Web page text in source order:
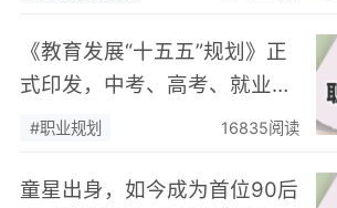
《教育发展“十五五”规划》正
式印发，中考、高考、就业三
重利好！国家定调：未来5
#职业规划 16835阅读
童星出身，如今成为首位90后